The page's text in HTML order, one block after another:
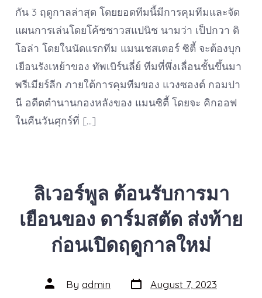
กัน 3 ฤดูกาลล่าสุด โดยยอดทีมนี้มีการคุมทีมและจัด
แผนการเล่นโดยโค้ชชาวสแปนิช นามว่า เป็ปกวา ดิ
โอล่า โดยในนัดแรกทีม แมนเชสเตอร์ ซิตี้ จะต้องบุก
เยือนรังเหย้าของ ทัพเบิร์นลี่ย์ ทีมที่พึ่งเลื่อนชั้นขึ้นมา
พรีเมียร์ลีก ภายใต้การคุมทีมของ แวงซองต์ กอมปา
นี อดีตตำนานกองหลังของ แมนซิตี้ โดยจะ คิกออฟ
ในคืนวันศุกร์ที่ […]
ลิเวอร์พูล ต้อนรับการมา
เยือนของ ดาร์มสตัด ส่งท้าย
ก่อนเปิดฤดูกาลใหม่
Post
author
By admin Post
date
August 7, 2023